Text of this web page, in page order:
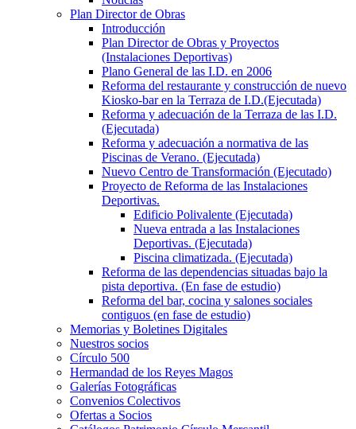
Plan Director de Obras
Introducción
Plan Director de Obras y Proyectos
(Instalaciones Deportivas)
Plano General de las I.D. en 2006
Reforma del restaurante y construcción de nuevo
Kiosko-bar en la Terraza de I.D.(Ejecutada)
Reforma y adecuación de la Terraza de las I.D.
(Ejecutada)
Reforma y adecuación a normativa de las
Piscinas de Verano. (Ejecutada)
Nuevo Centro de Transformación (Ejecutado)
Proyecto de Reforma de las Instalaciones
Deportivas.
Edificio Polivalente (Ejecutada)
Nueva entrada a las Instalaciones
Deportivas. (Ejecutada)
Piscina climatizada. (Ejecutada)
Reforma de las dependencias situadas bajo la
pista deportiva. (En fase de estudio)
Reforma del bar, cocina y salones sociales
contiguos (en fase de estudio)
Memorias y Boletines Digitales
Nuestros socios
Círculo 500
Hermandad de los Reyes Magos
Galerías Fotográficas
Convenios Colectivos
Ofertas a Socios